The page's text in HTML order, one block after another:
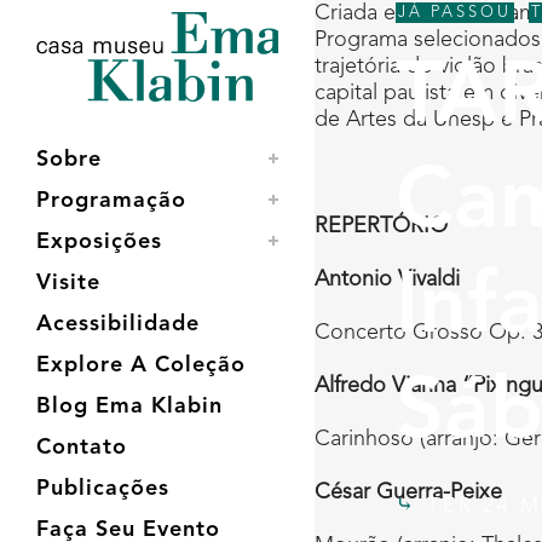
conteúdo
navegação
Sobre
Programação
Exposições
Visite
Acessibilidade
Explore A Coleção
Blog Ema Klabin
Contato
Publicações
Faça Seu Evento
JÁ PASSOU ,
Criada em 2010, a
Programa
trajetória do violão
capital paulista em
de Artes da Unesp e
REPERTÓRIO
Antonio Vivaldi
Concerto Grosso Op.
Alfredo Vianna
Carinhoso (arranjo:
César Guerra-Peixe